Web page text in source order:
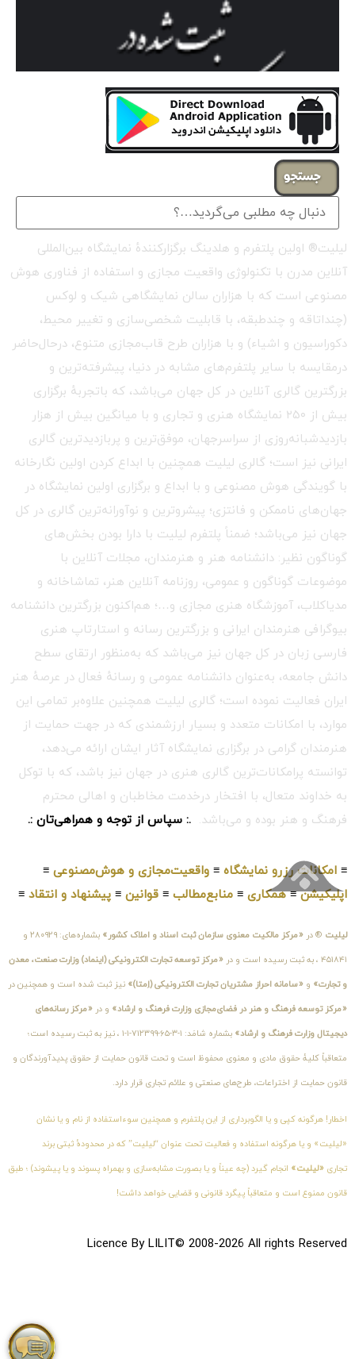
جستجو
لیلیت® اولین پلتفرم و هلدینگ برگزارکنندهٔ نمایشگاه بین‌المللی
آنلاین مدرن با تکنولوژی واقعیت مجازی و استفاده از فناوری هوش
مصنوعی است که با هزاران سالن نمایشگاهی شیک و لوکس
(چنداتاقه و چندطبقه، با قابلیت شخصی‌سازی و تغییر محیط،
دکوراسیون و اشیاء) و با هزاران طرح قاب‌مجازی متنوع، درحال‌حاضر
درمقایسه با سایر پلتفرم‌های مشابه در دنیا، پیشرفته‌ترین و
بزرگترین گالری آنلاین در کل جهان می‌باشد، که باتجربهٔ برگزاری
بیش از ۲۵۰ نمایشگاه هنری و تجاری و با میانگین بیش از هزار
بازدیدشبانه‌روزی از سراسرجهان، موفق‌ترین و پربازدیدترین گالری
ایرانی نیز است؛ گالری لیلیت همچنین با ابداع کردن اولین نگارخانه
با گویندگی هوش مصنوعی و با ابداع و برگزاری اولین نمایشگاه در
جهان‌های ناممکن و فانتزی؛ پیشروترین و نوآورانه‌ترین گالری در کل
جهان نیز می‌باشد؛ ضمناً پلتفرم لیلیت با دارا بودن بخش‌های
گوناگون نظیر: دانشنامه هنر و هنرمندان، مجلات آنلاین با
موضوعات گوناگون و عمومی، روزنامه آنلاین هنر، تماشاخانه و
مدیاکلاب، آموزشگاه هنری مجازی و…؛ هم‌اکنون بزرگترین دانشنامه
بیوگرافی هنرمندان ایرانی و بزرگترین رسانه و استارتاپ هنری
فارسی زبان در کل جهان نیز می‌باشد که به‌منظور ارتقای سطح
دانش جامعه، به‌عنوان دانشنامه عمومی و رسانهٔ فعال در عرصهٔ هنر
ایران فعالیت نموده است؛ گالری لیلیت همچنین علاوه‌بر تمامی این
موارد، با امکانات متعدد و بسیار ارزشمندی که در جهت حمایت از
هنرمندان گرامی در برگزاری نمایشگاه آثار ایشان ارائه می‌دهد،
توانسته پرامکانات‌ترین گالری هنری در جهان نیز باشد، که با توکل
به خداوند متعال، با افتخار درخدمت مخاطبان و اهالی محترم
فرهنگ و هنر بوده و می‌باشد. .: سپاس از توجه و همراهی‌تان :.
≡ امکانات رزرو نمایشگاه ≡ واقعیت‌مجازی و هوش‌مصنوعی ≡
اپلیکیشن≡همکاری ≡ منابع‌مطالب ≡ قوانین ≡ پیشنهاد و انتقاد ≡
لیلیت ® در «مرکز مالکیت معنوی سازمان ثبت اسناد و املاک کشور» بشماره‌های: ۲۸۰۹۲۹ و
۴۵۱۸۴۱ ، به ثبت رسیده است و در «مرکز توسعه تجارت الکترونیکی (اینماد) وزارت صنعت، معدن
و تجارت» و «سامانه احراز مشتریان تجارت الکترونیکی (اِمتا)» نیز ثبت شده است و همچنین در
«مرکز توسعه فرهنگ و هنر در فضای‌مجازی وزارت فرهنگ و ارشاد» و در «مرکز رسانه‌های
دیجیتال وزارت فرهنگ و ارشاد» بشماره شامَد: ۱-۳-۶۵-۷۱۲۳۹۹-۱-۱ ، نیز به ثبت رسیده است؛
متعاقباً کلیهٔ حقوق مادی و معنوی محفوظ است و تحت قانون حمایت از حقوق پدیدآورندگان و
قانون حمایت از اختراعات، طرح‌های صنعتی و علائم تجاری قرار دارد.
اخطار! هرگونه کپی و یا الگوبرداری از این پلتفرم و همچنین سوءاستفاده از نام و یا نشان
«لیلیت» و یا هرگونه استفاده و فعالیت تحت عنوان “لیلیت” که در محدودهٔ ثبتی برند
تجاری «لیلیت» انجام گیرد (چه عیناً و یا بصورت مشابه‌سازی و بهمراه پسوند و یا پیشوند) ؛ طبق
قانون ممنوع است و متعاقباً پیگرد قانونی و قضایی خواهد داشت!
Licence By LILIT© 2008-2026 All rights Reserved